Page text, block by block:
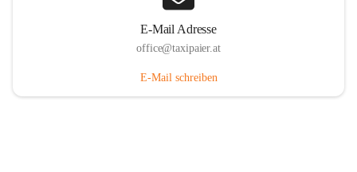
E-Mail Adresse
office@taxipaier.at
E-Mail schreiben